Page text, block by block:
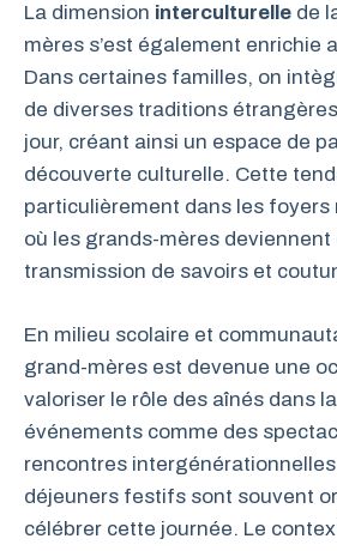
La dimension interculturelle de
mères s’est également enrichie
Dans certaines familles, on
de diverses traditions
jour, créant ainsi un espace de
découverte culturelle. Cette
particulièrement dans les
où les grands-mères deviennent
transmission de savoirs et
En milieu scolaire et
grand-mères est devenue une
valoriser le rôle des aînés dans
événements comme des
rencontres
déjeuners festifs sont souvent
célébrer cette journée. Le